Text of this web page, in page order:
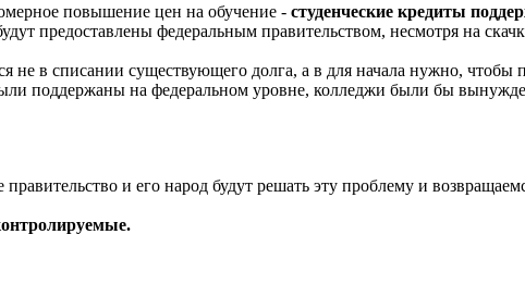
повышение цен на обучение - студенческие кредиты
предоставлены федеральным правительством, несмотря на
в списании существующего долга, а в для начала нужно, чтобы
поддержаны на федеральном уровне, колледжи были бы
и его народ будут решать эту проблему и